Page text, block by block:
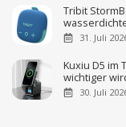
Tribit
31. Juli
Kuxiu D5 im
wichtiger
30. Juli